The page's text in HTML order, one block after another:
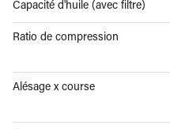
Capacité d'huile (avec filtre)
Ratio de compression
Alésage x course